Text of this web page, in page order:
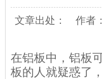
文章出处：
作者
在铝板中，铝板
板的人就疑惑了